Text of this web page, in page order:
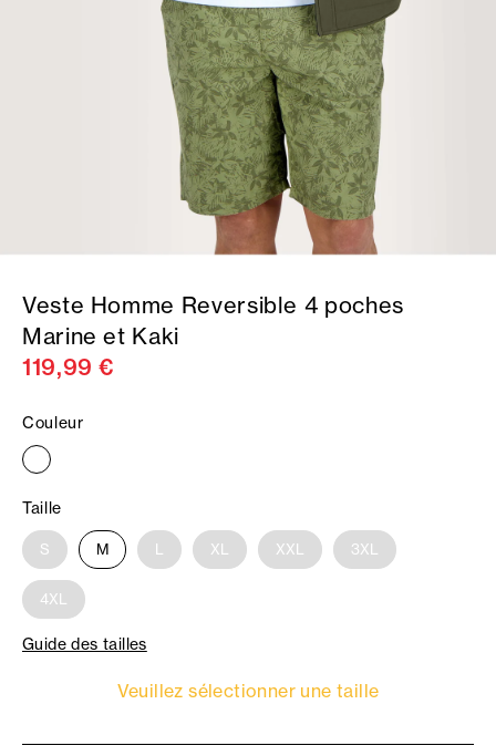
Veste Homme Reversible 4 poches
Marine et Kaki
119,99 €
Couleur
Taille
S M L XL XXL 3XL
4XL
Guide des tailles
Veuillez sélectionner une taille